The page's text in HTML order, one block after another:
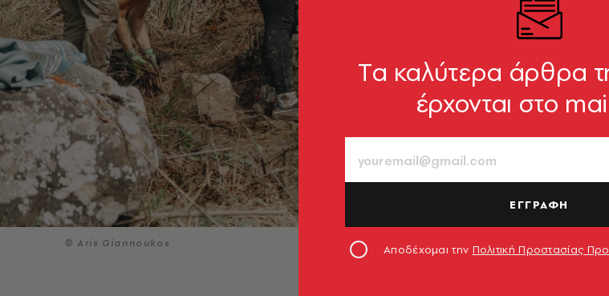
© Aris Giannoukos
Tα καλύτερα άρθρα
έρχονται στο
ΕΓΓΡΑΦΗ
Αποδέχομαι την Πολιτική Προστασίας